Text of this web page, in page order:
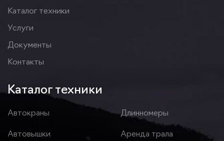
Каталог техники
Услуги
Документы
Контакты
Каталог техники
Автокраны
Автовышки
Длинномеры
Аренда трала